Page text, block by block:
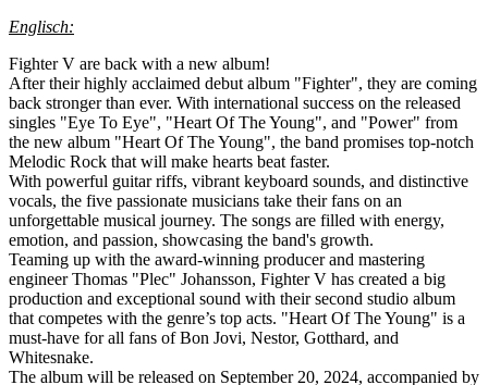
Englisch:
Fighter V are back with a new album!
After their highly acclaimed debut album "Fighter", they are coming
back stronger than ever. With international success on the released
singles "Eye To Eye", "Heart Of The Young", and "Power" from
the new album "Heart Of The Young", the band promises top-notch
Melodic Rock that will make hearts beat faster.
With powerful guitar riffs, vibrant keyboard sounds, and distinctive
vocals, the five passionate musicians take their fans on an
unforgettable musical journey. The songs are filled with energy,
emotion, and passion, showcasing the band's growth.
Teaming up with the award-winning producer and mastering
engineer Thomas "Plec" Johansson, Fighter V has created a big
production and exceptional sound with their second studio album
that competes with the genre’s top acts. "Heart Of The Young" is a
must-have for all fans of Bon Jovi, Nestor, Gotthard, and
Whitesnake.
The album will be released on September 20, 2024, accompanied by